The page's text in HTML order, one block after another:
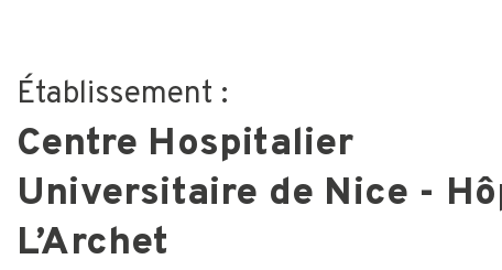
Établissement :
Centre Hospitalier
Universitaire de Nice -
L’Archet